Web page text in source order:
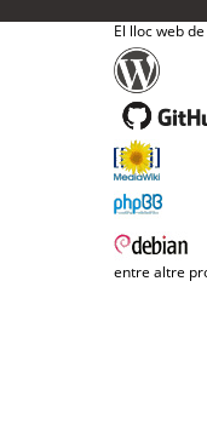
El lloc web
entre altre